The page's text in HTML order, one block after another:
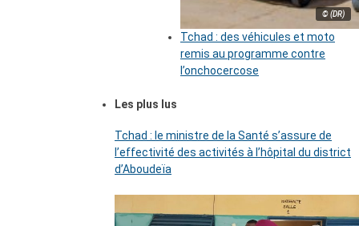
© (DR)
Tchad : des véhicules et moto
remis au programme contre
l’onchocercose
Les plus lus
Tchad : le ministre de la Santé s’assure de
l’effectivité des activités à l’hôpital du district
d’Aboudeïa